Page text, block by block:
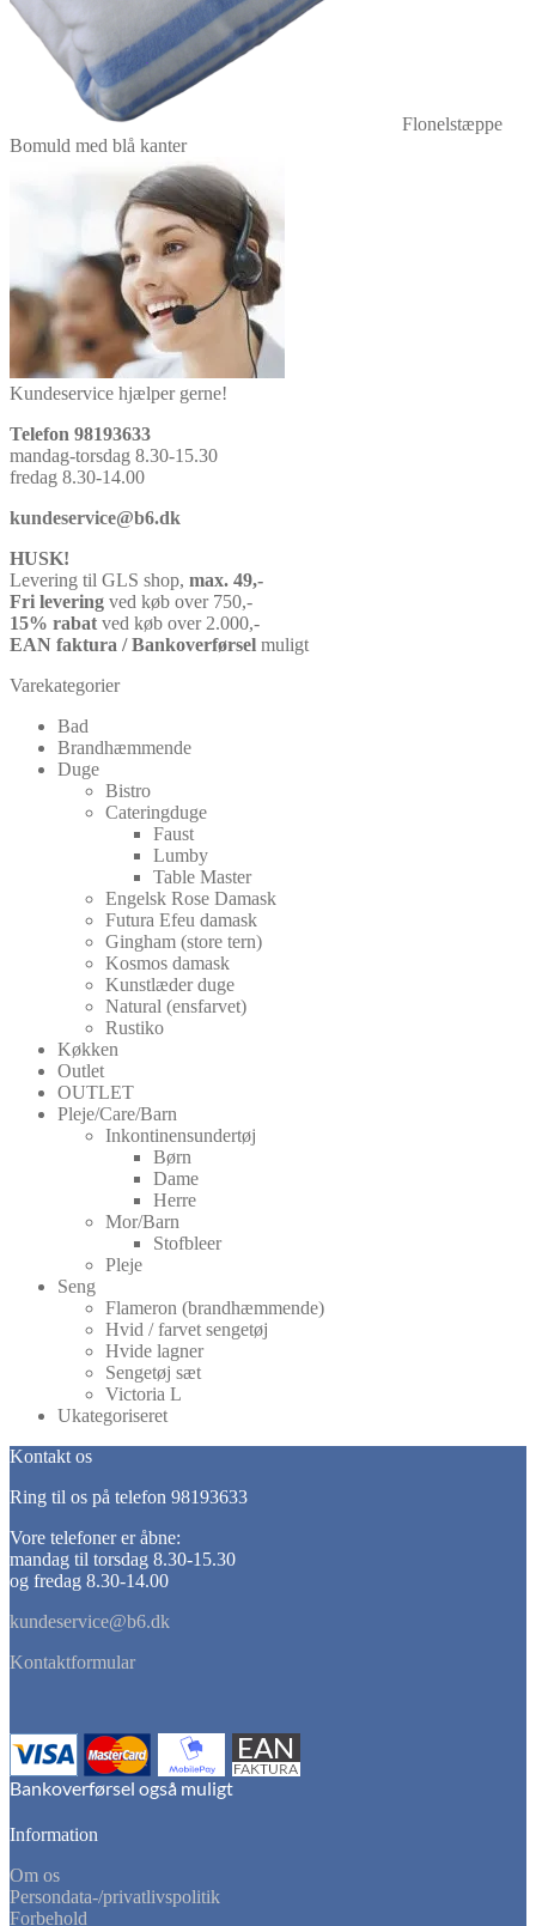
Flonelstæppe
Bomuld med blå kanter
Kundeservice hjælper gerne!
Telefon 98193633
mandag-torsdag 8.30-15.30
fredag 8.30-14.00
kundeservice@b6.dk
HUSK!
Levering til GLS shop, max. 49,-
Fri levering ved køb over 750,-
15% rabat ved køb over 2.000,-
EAN faktura / Bankoverførsel muligt
Varekategorier
Bad
Brandhæmmende
Duge
Bistro
Cateringduge
Faust
Lumby
Table Master
Engelsk Rose Damask
Futura Efeu damask
Gingham (store tern)
Kosmos damask
Kunstlæder duge
Natural (ensfarvet)
Rustiko
Køkken
Outlet
OUTLET
Pleje/Care/Barn
Inkontinensundertøj
Børn
Dame
Herre
Mor/Barn
Stofbleer
Pleje
Seng
Flameron (brandhæmmende)
Hvid / farvet sengetøj
Hvide lagner
Sengetøj sæt
Victoria L
Ukategoriseret
Kontakt os
Ring til os på telefon 98193633
Vore telefoner er åbne:
mandag til torsdag 8.30-15.30
og fredag 8.30-14.00
kundeservice@b6.dk
Kontaktformular
Information
Om os
Persondata-/privatlivspolitik
Forbehold